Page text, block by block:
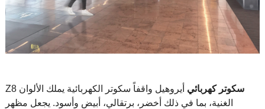
Z8 سكوتر كهربائي أيروهيل واقفاً سكوتر الكهربائية يملك الألوان
الغنية، بما في ذلك أخضر، برتقالي، أبيض وأسود. يجعل مظهر